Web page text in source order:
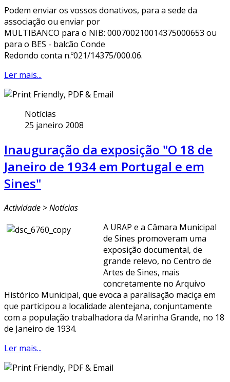
Podem enviar os vossos donativos, para a sede da
associação ou enviar por
MULTIBANCO para o NIB: 000700210014375000653 ou
para o BES - balcão Conde
Redondo conta n.º021/14375/000.06.
Ler mais...
Notícias
25 janeiro 2008
Inauguração da exposição "O 18 de
Janeiro de 1934 em Portugal e em
Sines"
Actividade > Notícias
A URAP e a Câmara Municipal
de Sines promoveram uma
exposição documental, de
grande relevo, no Centro de
Artes de Sines, mais
concretamente no Arquivo
Histórico Municipal, que evoca a paralisação maciça em
que participou a localidade alentejana, conjuntamente
com a população trabalhadora da Marinha Grande, no 18
de Janeiro de 1934.
Ler mais...